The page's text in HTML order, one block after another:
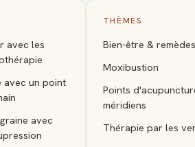
avec les
avec un point
avec
THÈMES
Bien-être &
Moxibustion
Points
méridiens
Thérapie par les